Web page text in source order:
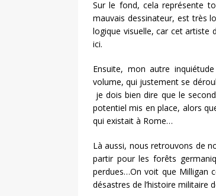
Sur le fond, cela représente
mauvais dessinateur, est très
logique visuelle, car cet artiste
ici.
Ensuite, mon autre
volume, qui justement se
je dois bien dire que le
potentiel mis en place, alors
qui existait à Rome…
Là aussi, nous retrouvons de
partir pour les forêts
perdues…On voit que Milligan
désastres de l’histoire militaire